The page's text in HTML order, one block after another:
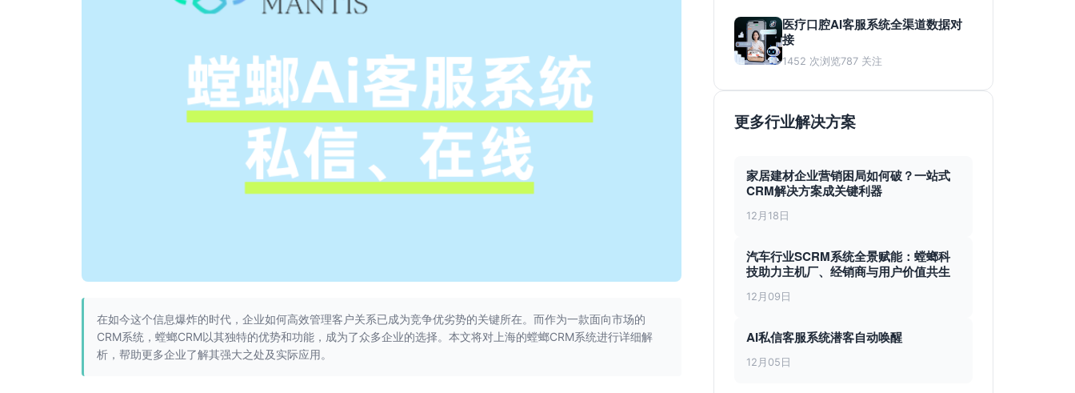
在如今这个信息爆炸的时代，企业如何高效管理客户关系已成为竞争优劣势的关键所在。而作为一款面向市场的
CRM系统，螳螂CRM以其独特的优势和功能，成为了众多企业的选择。本文将对上海的螳螂CRM系统进行详细解
析，帮助更多企业了解其强大之处及实际应用。
医疗口腔AI客服系统全渠道数据对
接
1452 次浏览787 关注
更多行业解决方案
家居建材企业营销困局如何破？一站式
CRM解决方案成关键利器
12月18日
汽车行业SCRM系统全景赋能：螳螂科
技助力主机厂、经销商与用户价值共生
12月09日
AI私信客服系统潜客自动唤醒
12月05日